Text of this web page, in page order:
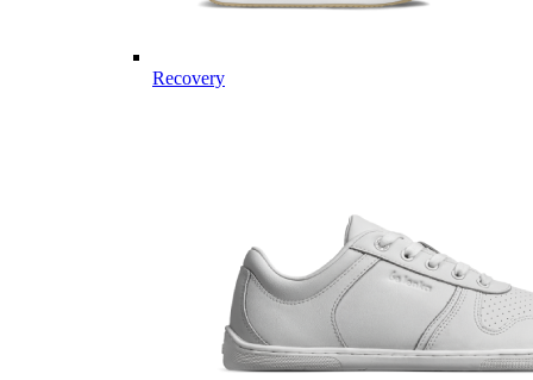
Recovery